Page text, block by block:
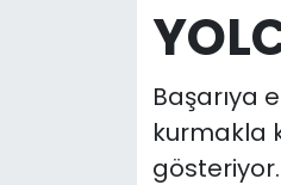
Başarıya
kurmakla